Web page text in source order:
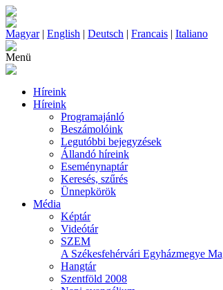
Magyar| English | Deutsch | Francais | Italiano
Menü
Híreink
Híreink
Programajánló
Beszámolóink
Legutóbbi bejegyzések
Állandó híreink
Eseménynaptár
Keresés, szűrés
Ünnepkörök
Média
Képtár
Videótár
SZEM
A Székesfehérvári Egyházmegye
Hangtár
Szentföld 2008